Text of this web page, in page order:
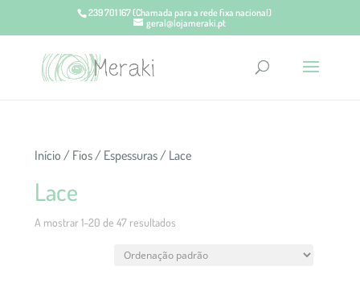
239 701 167(Chamada para a rede fixa nacional)
geral@lojameraki.pt
Início / Fios/ Espessuras/ Lace
Lace
A mostrar 1–20 de 47 resultados